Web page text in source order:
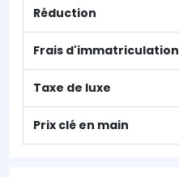
Réduction
Frais d'immatriculation
Taxe de luxe
Prix clé en main